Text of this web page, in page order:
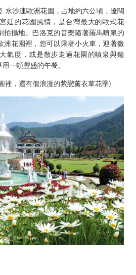
水沙連歐洲花園，占地約六公頃，遼闊
廷的花園風情，是台灣最大的歐式花
拍攝地。巴洛克的音樂隨著羅馬噴泉的
洲花園裡，您可以乘著小火車，迎著微
氣度，或是散步走過花園的噴泉與鐘
一頓豐盛的午餐。
裡，還有個浪漫的紫戀薰衣草花季)